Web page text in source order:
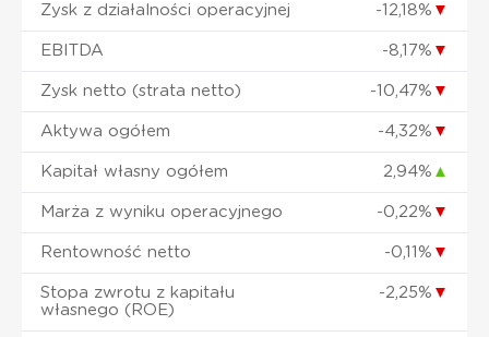
Zysk z działalności operacyjnej -12,18% ▼
EBITDA -8,17% ▼
Zysk netto (strata netto) -10,47% ▼
Aktywa ogółem -4,32% ▼
Kapitał własny ogółem 2,94% ▲
Marża z wyniku operacyjnego -0,22% ▼
Rentowność netto -0,11% ▼
Stopa zwrotu z kapitału
własnego (ROE)
-2,25% ▼